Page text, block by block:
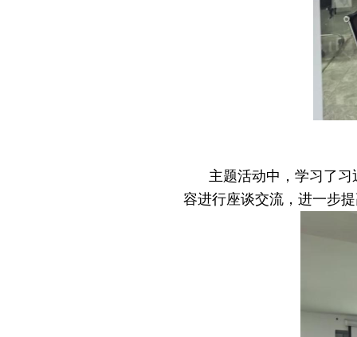
主题活动中， 学习了习
容进行座谈交流，进一步